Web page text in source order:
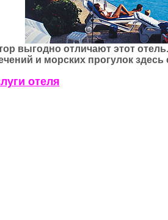
выгодно отличают этот
и морских прогулок
отеля